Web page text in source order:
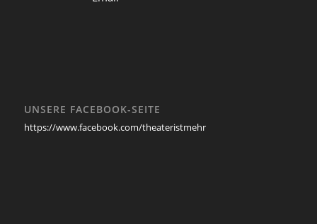
UNSERE FACEBOOK-SEITE
https://www.facebook.com/theateristmehr